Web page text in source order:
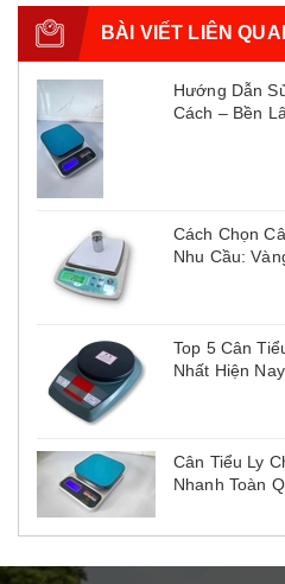
BÀI VIẾT LIÊN
Hướng Dẫn
Cách – Bền
Cách Chọn
Nhu Cầu:
Top 5 Cân
Nhất Hiện Nay
Cân Tiểu Ly
Nhanh Toàn